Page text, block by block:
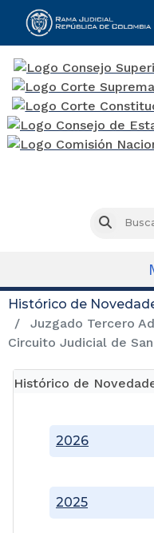
Buscar
Histórico de
Juzgado Tercero
Circuito Judicial de
Histórico de
2025
2026